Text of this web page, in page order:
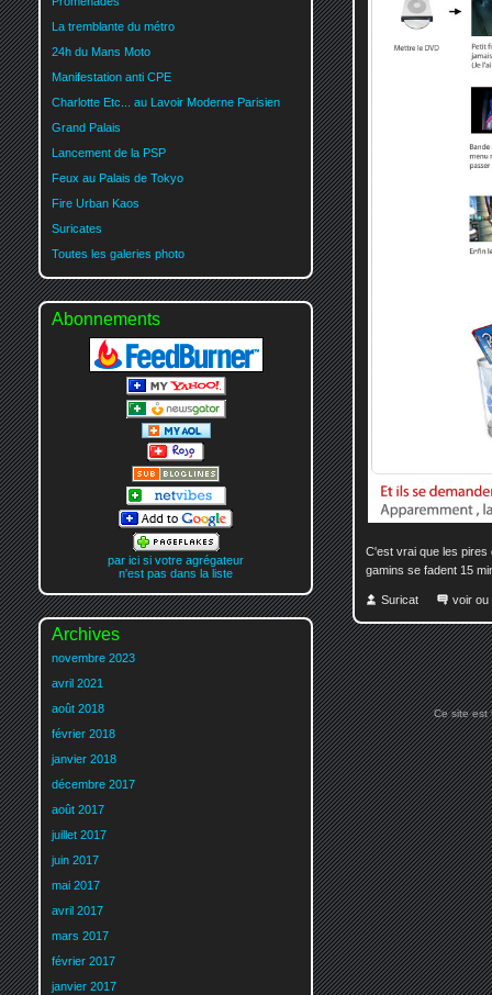
C'est vrai que les pires
gamins se fadent 15
Suricat voir ou
La tremblante du métro
24h du Mans Moto
Manifestation anti CPE
Charlotte Etc... au Lavoir Moderne Parisien
Grand Palais
Lancement de la PSP
Feux au Palais de Tokyo
Fire Urban Kaos
Suricates
Toutes les galeries photo
Abonnements
par ici si votre agrégateur
n'est pas dans la liste
Archives
novembre 2023
avril 2021
août 2018
février 2018
janvier 2018
décembre 2017
août 2017
juillet 2017
juin 2017
mai 2017
avril 2017
mars 2017
février 2017
janvier 2017
Ce site est